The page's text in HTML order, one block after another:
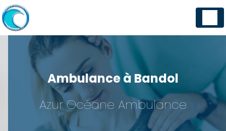
Ambulance à Bandol
Azur Océane Ambulance
Panneau de gestion des cookies